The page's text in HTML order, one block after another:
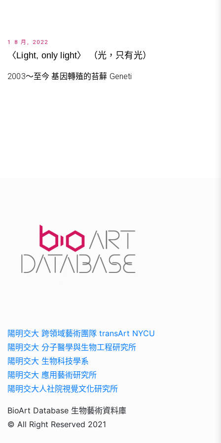
1 8 月, 2022
〈Light, only light〉 （光，只有光）
2003～至今 基因轉殖的苔蘚 Geneti
陽明交大 跨領域藝術團隊 transArt NYCU
陽明交大 分子醫學與生物工程研究所
陽明交大 生物科技學系
陽明交大 應用藝術研究所
陽明交大人社院視覺文化研究所
BioArt Database 生物藝術資料庫
© All Right Reserved 2021